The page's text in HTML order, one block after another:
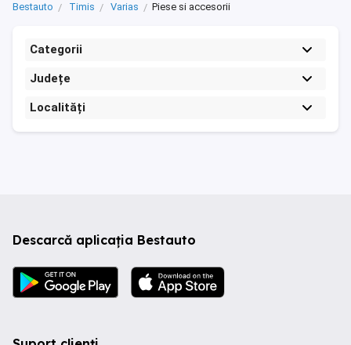
Bestauto Timis Varias Piese si accesorii
Categorii
Județe
Localități
Descarcă aplicația Bestauto